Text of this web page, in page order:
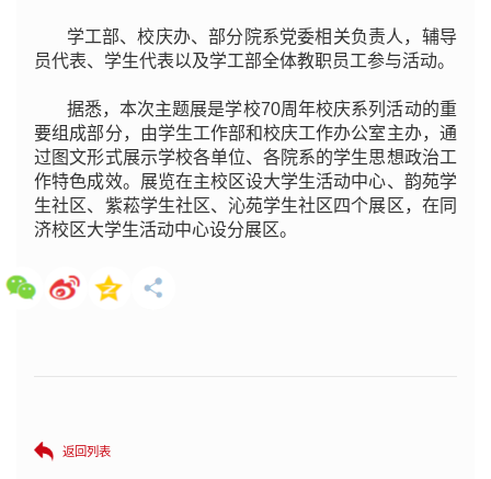
学工部、校庆办、部分院系党委相关负责人，辅导
员代表、学生代表以及学工部全体教职员工参与活动。
据悉，本次主题展是学校70周年校庆系列活动的重
要组成部分，由学生工作部和校庆工作办公室主办，通
过图文形式展示学校各单位、各院系的学生思想政治工
作特色成效。展览在主校区设大学生活动中心、韵苑学
生社区、紫菘学生社区、沁苑学生社区四个展区，在同
济校区大学生活动中心设分展区。
返回列表